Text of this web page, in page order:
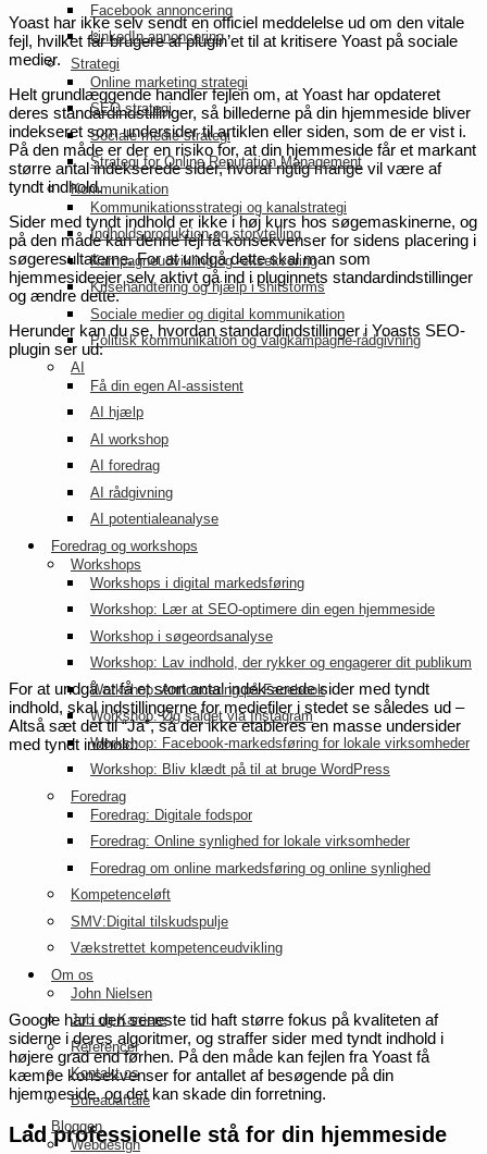
Facebook annoncering
LinkedIn annoncering
Strategi
Online marketing strategi
SEO strategi
Sociale medie strategi
Strategi for Online Reputation Management
Kommunikation
Kommunikationsstrategi og kanalstrategi
Indholdsproduktion og storytelling
Kampagneudvikling og -eksekvering
Krisehåndtering og hjælp i shitstorms
Sociale medier og digital kommunikation
Politisk kommunikation og valgkampagne-rådgivning
AI
Få din egen AI-assistent
AI hjælp
AI workshop
AI foredrag
AI rådgivning
AI potentialeanalyse
Foredrag og workshops
Workshops
Workshops i digital markedsføring
Workshop: Lær at SEO-optimere din egen hjemmeside
Workshop i søgeordsanalyse
Workshop: Lav indhold, der rykker og engagerer dit publikum
Workshop: Annoncering på Facebook
Workshop: Øg salget via Instagram
Workshop: Facebook-markedsføring for lokale virksomheder
Workshop: Bliv klædt på til at bruge WordPress
Foredrag
Foredrag: Digitale fodspor
Foredrag: Online synlighed for lokale virksomheder
Foredrag om online markedsføring og online synlighed
Kompetenceløft
SMV:Digital tilskudspulje
Vækstrettet kompetenceudvikling
Om os
John Nielsen
Job og Karriere
Referencer
Kontakt os
Bureauaftale
Bloggen
Webdesign
Yoast har ikke selv sendt en officiel meddelelse ud om den vitale
fejl, hvilket får brugere af plugin’et til at kritisere Yoast på sociale
medier.
Helt grundlæggende handler fejlen om, at Yoast har opdateret
deres standardindstillinger, så billederne på din hjemmeside bliver
indekseret som undersider til artiklen eller siden, som de er vist i.
På den måde er der en risiko for, at din hjemmeside får et markant
større antal indekserede sider, hvoraf rigtig mange vil være af
tyndt indhold.
Sider med tyndt indhold er ikke i høj kurs hos søgemaskinerne, og
på den måde kan denne fejl få konsekvenser for sidens placering i
søgeresultaterne. For at undgå dette skal man som
hjemmesideejer selv aktivt gå ind i pluginnets standardindstillinger
og ændre dette.
Herunder kan du se, hvordan standardindstillinger i Yoasts SEO-
plugin ser ud:
For at undgå at få et stort antal indekserede sider med tyndt
indhold, skal indstillingerne for mediefiler i stedet se således ud –
Altså sæt det til “Ja”, så der ikke etableres en masse undersider
med tyndt indhold:
Google har i den seneste tid haft større fokus på kvaliteten af
siderne i deres algoritmer, og straffer sider med tyndt indhold i
højere grad end førhen. På den måde kan fejlen fra Yoast få
kæmpe konsekvenser for antallet af besøgende på din
hjemmeside, og det kan skade din forretning.
Lad professionelle stå for din hjemmeside